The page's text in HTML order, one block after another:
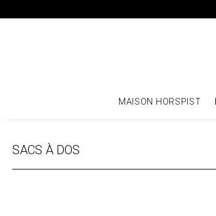
MAISON HORSPIST
SACS À DOS